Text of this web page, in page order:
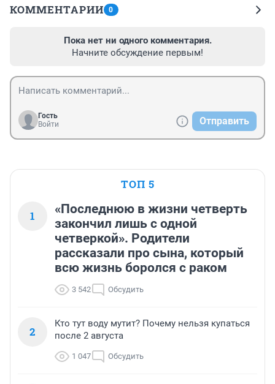
КОММЕНТАРИИ 0
Пока нет ни одного комментария.
Начните обсуждение первым!
Гость
Войти
Отправить
ТОП 5
1
«Последнюю в жизни четверть
закончил лишь с одной
четверкой». Родители
рассказали про сына, который
всю жизнь боролся с раком
3 542 Обсудить
2
Кто тут воду мутит? Почему нельзя купаться
после 2 августа
1 047 Обсудить